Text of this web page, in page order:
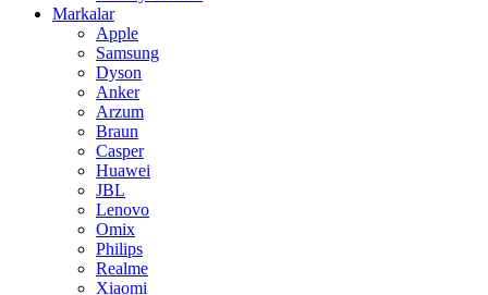
Markalar
Apple
Samsung
Dyson
Anker
Arzum
Braun
Casper
Huawei
JBL
Lenovo
Omix
Philips
Realme
Xiaomi